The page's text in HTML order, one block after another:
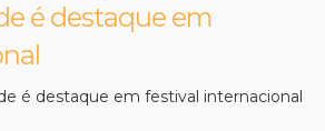
é destaque em
é destaque em festival internacional